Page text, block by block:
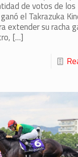
de votos de los
el Takrazuka
extender su racha
[…]